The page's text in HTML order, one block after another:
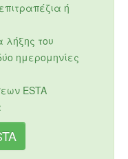
ή
λήξης του
ημερομηνίες
ESTA